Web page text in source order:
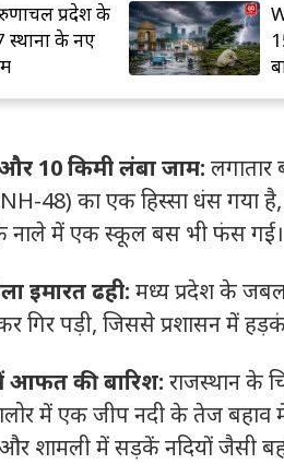
प्रदेश के
स्थानों के नए
10 किमी लंबा जाम: लगातार
48) का एक हिस्सा धंस गया
नाले में एक स्कूल बस भी फंस गई।
इमारत ढही: मध्य प्रदेश के
गिर पड़ी, जिससे प्रशासन में
आफत की बारिश: राजस्थान के
में एक जीप नदी के तेज बहाव
और शामली में सड़कें नदियों जैसी